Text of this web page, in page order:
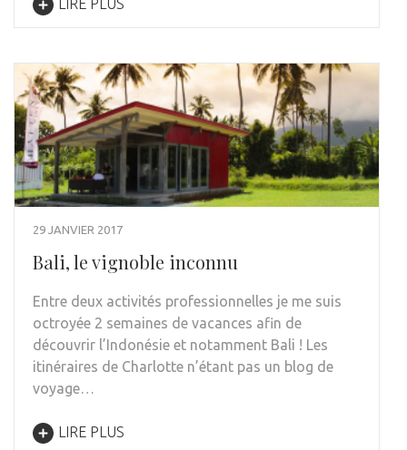
LIRE PLUS
29 JANVIER 2017
Bali, le vignoble inconnu
Entre deux activités professionnelles je me suis
octroyée 2 semaines de vacances afin de
découvrir l’Indonésie et notamment Bali ! Les
itinéraires de Charlotte n’étant pas un blog de
voyage…
LIRE PLUS